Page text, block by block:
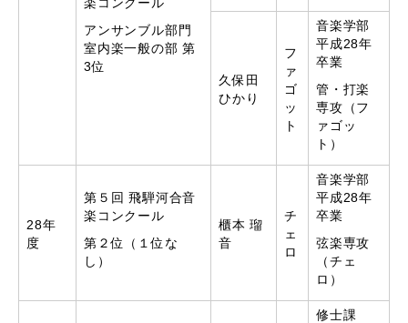
楽コンクール
アンサンブル部門
室内楽一般の部 第
3位
久保田
ひかり
フ
ァ
ゴ
ッ
ト
音楽学部
平成28年
卒業
管・打楽
専攻（フ
ァゴッ
ト）
28年
度
第５回 飛騨河合音
楽コンクール
第２位（１位な
し）
櫃本 瑠
音
チ
ェ
ロ
音楽学部
平成28年
卒業
弦楽専攻
（チェ
ロ）
修士課